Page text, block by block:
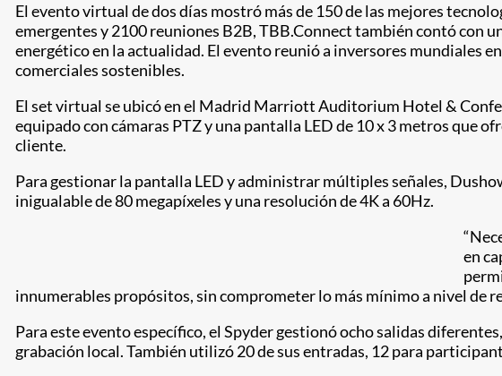
El evento virtual de dos días mostró más de 150 de las mejores
emergentes y 2100 reuniones B2B, TBB.Connect también contó con
energético en la actualidad. El evento reunió a inversores mundiales
comerciales sostenibles.
El set virtual se ubicó en el Madrid Marriott Auditorium Hotel &
equipado con cámaras PTZ y una pantalla LED de 10 x 3 metros que
cliente.
Para gestionar la pantalla LED y administrar múltiples señales,
inigualable de 80 megapíxeles y una resolución de 4K a 60Hz.
en
innumerables propósitos, sin comprometer lo más mínimo a nivel de
Para este evento específico, el Spyder gestionó ocho salidas
grabación local. También utilizó 20 de sus entradas, 12 para